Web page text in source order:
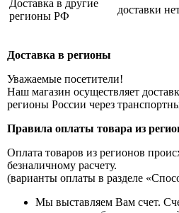
Доставка в другие
регионы РФ
доставки
Доставка в регионы
Уважаемые посетители!
Наш магазин осуществляет
регионы России через
Правила оплаты товара из
Оплата товаров из регионов
безналичному расчету.
(варианты оплаты в разделе
Мы выставляем Вам счет.